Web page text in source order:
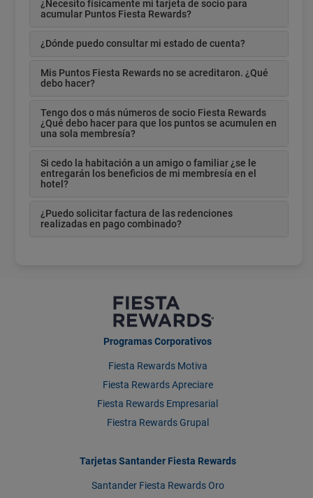
¿Necesito físicamente mi tarjeta de socio para
acumular Puntos Fiesta Rewards?
¿Dónde puedo consultar mi estado de cuenta?
Mis Puntos Fiesta Rewards no se acreditaron. ¿Qué
debo hacer?
Tengo dos o más números de socio Fiesta Rewards
¿Qué debo hacer para que los puntos se acumulen en
una sola membresía?
Si cedo la habitación a un amigo o familiar ¿se le
entregarán los beneficios de mi membresía en el
hotel?
¿Puedo solicitar factura de las redenciones
realizadas en pago combinado?
Programas Corporativos
Fiesta Rewards Motiva
Fiesta Rewards Apreciare
Fiesta Rewards Empresarial
Fiestra Rewards Grupal
Tarjetas Santander Fiesta Rewards
Santander Fiesta Rewards Oro